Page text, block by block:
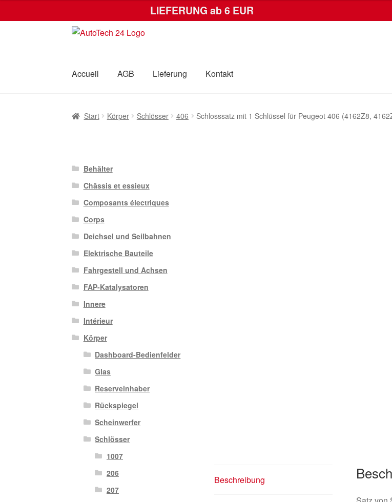
LIEFERUNG ab 6 EUR
Zur
Zum
Accueil
AGB Lieferung Kontakt
Start Körper Schlösser 406 Schlosssatz mit 1 Schlüssel für Peugeot 406 (4162Z8,
Beschreibung
Behälter
Châssis et essieux
Composants électriques
Corps
Deichsel und Seilbahnen
Elektrische Bauteile
Fahrgestell und Achsen
FAP-Katalysatoren
Innere
Intérieur
Körper
Dashboard-Bedienfelder
Glas
Reserveinhaber
Rückspiegel
Scheinwerfer
Schlösser
1007
206
207